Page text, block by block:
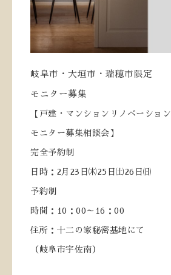
岐阜市・大垣市・瑞穂市限定
モニター募集
【戸建・マンションリノベーション
モニター募集相談会】
完全予約制
日時： 2月 23 日㈭25 日㈯26 日㈰
予約制
時間： 10 ： 00 ～ 16 ： 00
住所：十二の家秘密基地にて
（岐阜市宇佐南）